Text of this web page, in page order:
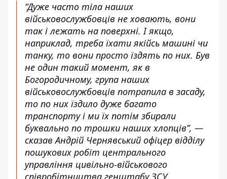
“Дуже часто тіла наших
військовослужбовців не ховають, вони
так і лежать на поверхні. І якщо,
наприклад, треба їхати якійсь машині чи
танку, то вони просто їздять по них. Був
не один такий момент, як в
Богородичному, група наших
військовослужбовців потрапила в засаду,
то по них їздило дуже багато
транспорту і ми їх потім збирали
буквально по трошки наших хлопців”, —
сказав Андрій Чернявський офіцер відділу
пошукових робіт центрального
управління цивільно-військового
співробітництва генштабу ЗСУ.